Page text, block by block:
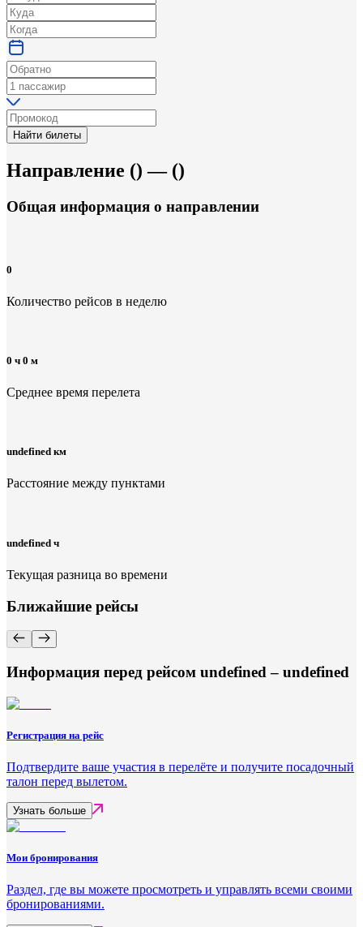
Найти билеты
Направление () — ()
Общая информация о направлении
0
Количество рейсов в неделю
0 ч 0 м
Среднее время перелета
undefined км
Расстояние между пунктами
undefined ч
Текущая разница во времени
Ближайшие рейсы
Информация перед рейсом undefined – undefined
Регистрация на рейс
Подтвердите ваше участия в перелёте и получите посадочный
талон перед вылетом.
Узнать больше
Мои бронирования
Раздел, где вы можете просмотреть и управлять всеми своими
бронированиями.